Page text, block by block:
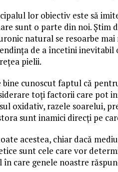
lor obiectiv este să
sunt o parte din noi. Știm
natural se resoarbe
de a încetini inevitabil
pielii.
bine cunoscut faptul că
toți factorii care pot
oxidativ, razele soarelui,
sunt inamici direcți pe
acestea, chiar dacă
sunt cele care vor
în care genele noastre